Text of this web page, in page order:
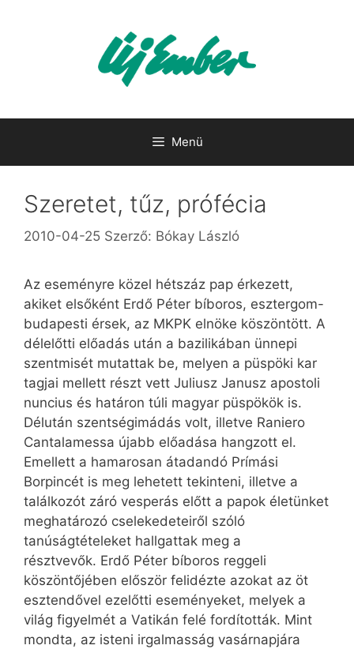
Menü
Szeretet, tűz, prófécia
2010-04-25 Szerző: Bókay László
Az eseményre közel hétszáz pap érkezett,
akiket elsőként Erdő Péter bíboros, esztergom-
budapesti érsek, az MKPK elnöke köszöntött. A
délelőtti előadás után a bazilikában ünnepi
szentmisét mutattak be, melyen a püspöki kar
tagjai mellett részt vett Juliusz Janusz apostoli
nuncius és határon túli magyar püspökök is.
Délután szentségimádás volt, illetve Raniero
Cantalamessa újabb előadása hangzott el.
Emellett a hamarosan átadandó Prímási
Borpincét is meg lehetett tekinteni, illetve a
találkozót záró vesperás előtt a papok életünket
meghatározó cselekedeteiről szóló
tanúságtételeket hallgattak meg a
résztvevők. Erdő Péter bíboros reggeli
köszöntőjében először felidézte azokat az öt
esztendővel ezelőtti eseményeket, melyek a
világ figyelmét a Vatikán felé fordították. Mint
mondta, az isteni irgalmasság vasárnapjára